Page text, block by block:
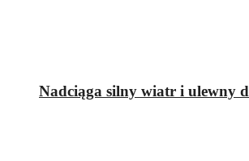
Nadciąga silny wiatr i ulewny